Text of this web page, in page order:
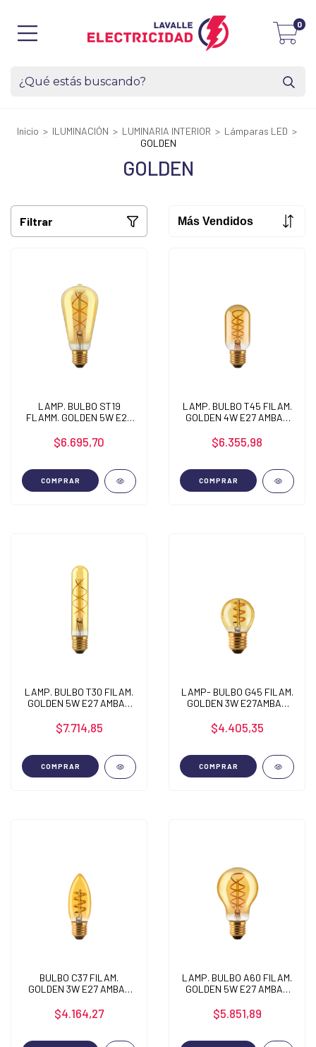
0
Inicio > ILUMINACIÓN > LUMINARIA INTERIOR > Lámparas LED >
GOLDEN
GOLDEN
Filtrar
LAMP. BULBO ST19
FLAMM. GOLDEN 5W E27
$6.695,70
COMPRAR
LAMP. BULBO T45 FILAM.
GOLDEN 4W E27 AMBAR
$6.355,98
COMPRAR
LAMP. BULBO T30 FILAM.
GOLDEN 5W E27 AMBAR
$7.714,85
COMPRAR
LAMP- BULBO G45 FILAM.
GOLDEN 3W E27AMBAR
$4.405,35
COMPRAR
BULBO C37 FILAM.
GOLDEN 3W E27 AMBAR
$4.164,27
LAMP. BULBO A60 FILAM.
GOLDEN 5W E27 AMBAR
$5.851,89